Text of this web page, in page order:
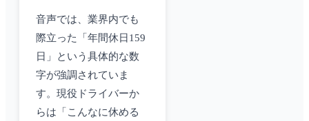
音声では、業界内でも
際立った「年間休日159
日」という具体的な数
字が強調されていま
す。現役ドライバーか
らは「こんなに休める